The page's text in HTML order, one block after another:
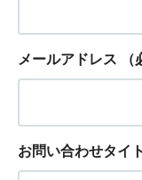
メールアドレス （
お問い合わせタイ